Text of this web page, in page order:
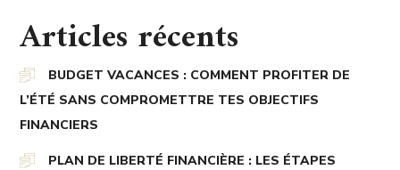
Articles récents
BUDGET VACANCES : COMMENT PROFITER DE
L’ÉTÉ SANS COMPROMETTRE TES OBJECTIFS
FINANCIERS
PLAN DE LIBERTÉ FINANCIÈRE : LES ÉTAPES